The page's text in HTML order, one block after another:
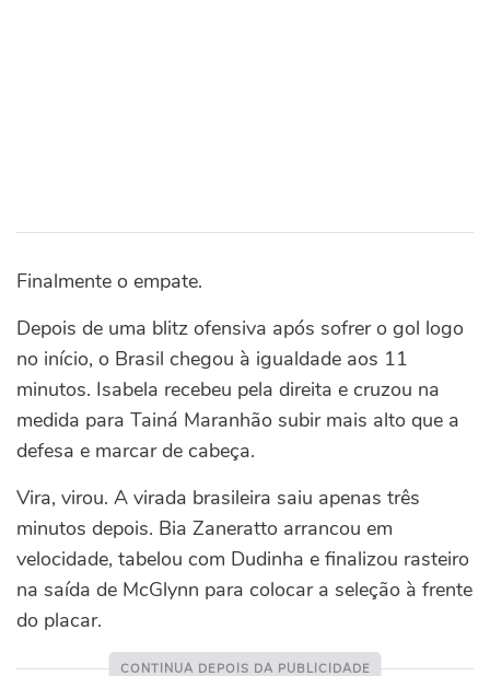
Finalmente o empate.
Depois de uma blitz ofensiva após sofrer o gol logo
no início, o Brasil chegou à igualdade aos 11
minutos. Isabela recebeu pela direita e cruzou na
medida para Tainá Maranhão subir mais alto que a
defesa e marcar de cabeça.
Vira, virou. A virada brasileira saiu apenas três
minutos depois. Bia Zaneratto arrancou em
velocidade, tabelou com Dudinha e finalizou rasteiro
na saída de McGlynn para colocar a seleção à frente
do placar.